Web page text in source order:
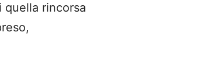
quella rincorsa